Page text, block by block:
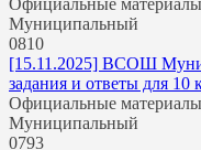
Муниципальный
0810
[15.11.2025] ВСОШ
задания и ответы для 10
Официальные
Муниципальный
0793